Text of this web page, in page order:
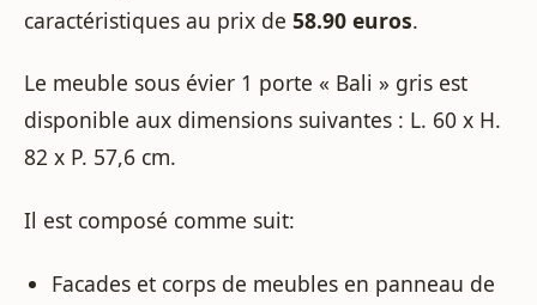
caractéristiques au prix de 58.90 euros.
Le meuble sous évier 1 porte « Bali » gris est
disponible aux dimensions suivantes : L. 60 x H.
82 x P. 57,6 cm.
Il est composé comme suit:
Facades et corps de meubles en panneau de